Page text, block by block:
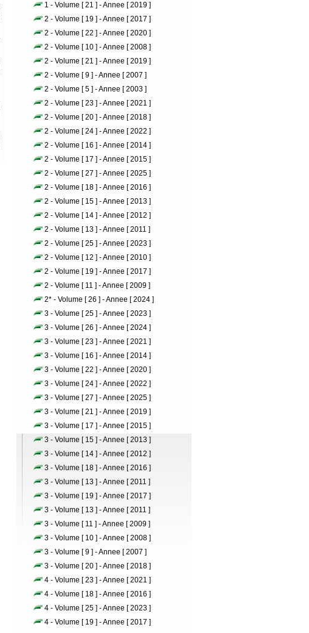
1 - Volume [ 21 ] - Annee [ 2019 ]
2 - Volume [ 19 ] - Annee [ 2017 ]
2 - Volume [ 22 ] - Annee [ 2020 ]
2 - Volume [ 10 ] - Annee [ 2008 ]
2 - Volume [ 21 ] - Annee [ 2019 ]
2 - Volume [ 9 ] - Annee [ 2007 ]
2 - Volume [ 5 ] - Annee [ 2003 ]
2 - Volume [ 23 ] - Annee [ 2021 ]
2 - Volume [ 20 ] - Annee [ 2018 ]
2 - Volume [ 24 ] - Annee [ 2022 ]
2 - Volume [ 16 ] - Annee [ 2014 ]
2 - Volume [ 17 ] - Annee [ 2015 ]
2 - Volume [ 27 ] - Annee [ 2025 ]
2 - Volume [ 18 ] - Annee [ 2016 ]
2 - Volume [ 15 ] - Annee [ 2013 ]
2 - Volume [ 14 ] - Annee [ 2012 ]
2 - Volume [ 13 ] - Annee [ 2011 ]
2 - Volume [ 25 ] - Annee [ 2023 ]
2 - Volume [ 12 ] - Annee [ 2010 ]
2 - Volume [ 19 ] - Annee [ 2017 ]
2 - Volume [ 11 ] - Annee [ 2009 ]
2* - Volume [ 26 ] - Annee [ 2024 ]
3 - Volume [ 25 ] - Annee [ 2023 ]
3 - Volume [ 26 ] - Annee [ 2024 ]
3 - Volume [ 23 ] - Annee [ 2021 ]
3 - Volume [ 16 ] - Annee [ 2014 ]
3 - Volume [ 22 ] - Annee [ 2020 ]
3 - Volume [ 24 ] - Annee [ 2022 ]
3 - Volume [ 27 ] - Annee [ 2025 ]
3 - Volume [ 21 ] - Annee [ 2019 ]
3 - Volume [ 17 ] - Annee [ 2015 ]
3 - Volume [ 15 ] - Annee [ 2013 ]
3 - Volume [ 14 ] - Annee [ 2012 ]
3 - Volume [ 18 ] - Annee [ 2016 ]
3 - Volume [ 13 ] - Annee [ 2011 ]
3 - Volume [ 19 ] - Annee [ 2017 ]
3 - Volume [ 13 ] - Annee [ 2011 ]
3 - Volume [ 11 ] - Annee [ 2009 ]
3 - Volume [ 10 ] - Annee [ 2008 ]
3 - Volume [ 9 ] - Annee [ 2007 ]
3 - Volume [ 20 ] - Annee [ 2018 ]
4 - Volume [ 23 ] - Annee [ 2021 ]
4 - Volume [ 18 ] - Annee [ 2016 ]
4 - Volume [ 25 ] - Annee [ 2023 ]
4 - Volume [ 19 ] - Annee [ 2017 ]